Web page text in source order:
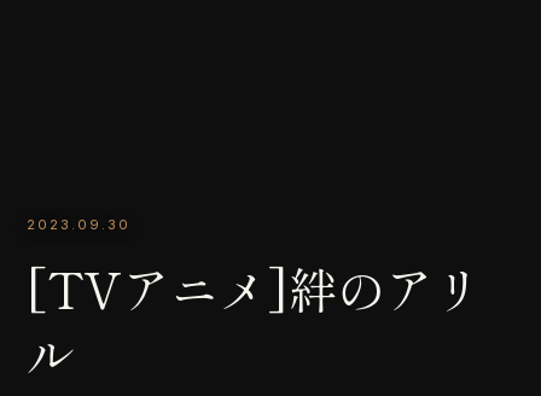
2023.09.30
[TVアニメ]絆のアリ
ル